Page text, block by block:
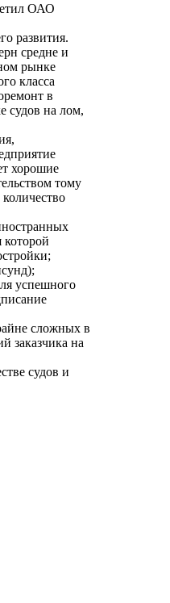
ОАО
развития.
средне и
рынке
класса
в
судов на лом,
хорошие
тому
которой
успешного
сложных в
заказчика на
судов и